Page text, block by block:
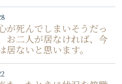
が死んでしまいそうだっ
お二人が居なければ、今
居ないと思います。